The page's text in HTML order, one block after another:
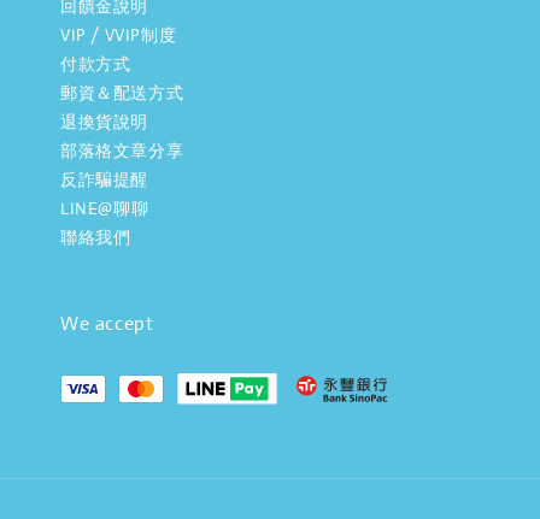
回饋金說明
VIP / VVIP制度
付款方式
郵資＆配送方式
退換貨說明
部落格文章分享
反詐騙提醒
LINE@聊聊
聯絡我們
We accept